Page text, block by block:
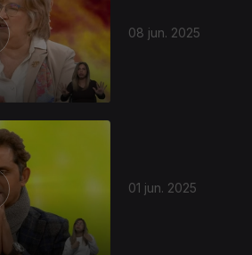
08 jun. 2025
01 jun. 2025